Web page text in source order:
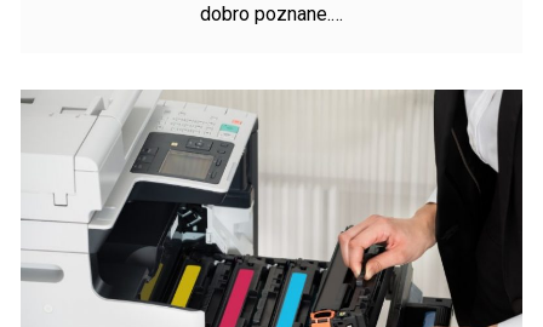
dobro poznane.…